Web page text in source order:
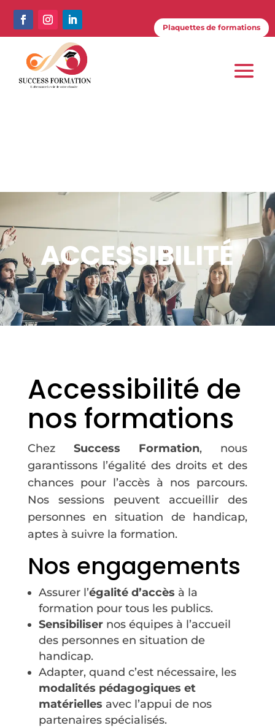
Plaquettes de formations
ACCESSIBILITÉ
Accessibilité de
nos formations
Chez Success Formation, nous
garantissons l’égalité des droits et des
chances pour l’accès à nos parcours.
Nos sessions peuvent accueillir des
personnes en situation de handicap,
aptes à suivre la formation.
Nos engagements
Assurer l’égalité d’accès à la
formation pour tous les publics.
Sensibilisernos équipes à l’accueil
des personnes en situation de
handicap.
Adapter, quand c’est nécessaire, les
modalités pédagogiques et
matérielles avec l’appui de nos
partenaires spécialisés.